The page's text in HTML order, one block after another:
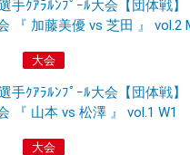
手ｸｱﾗﾙﾝﾌﾟｰﾙ大会【団体戦
『 加藤美優 vs 芝田 』 vol.2
大会
手ｸｱﾗﾙﾝﾌﾟｰﾙ大会【団体戦
『 山本 vs 松澤 』 vol.1 W1
大会